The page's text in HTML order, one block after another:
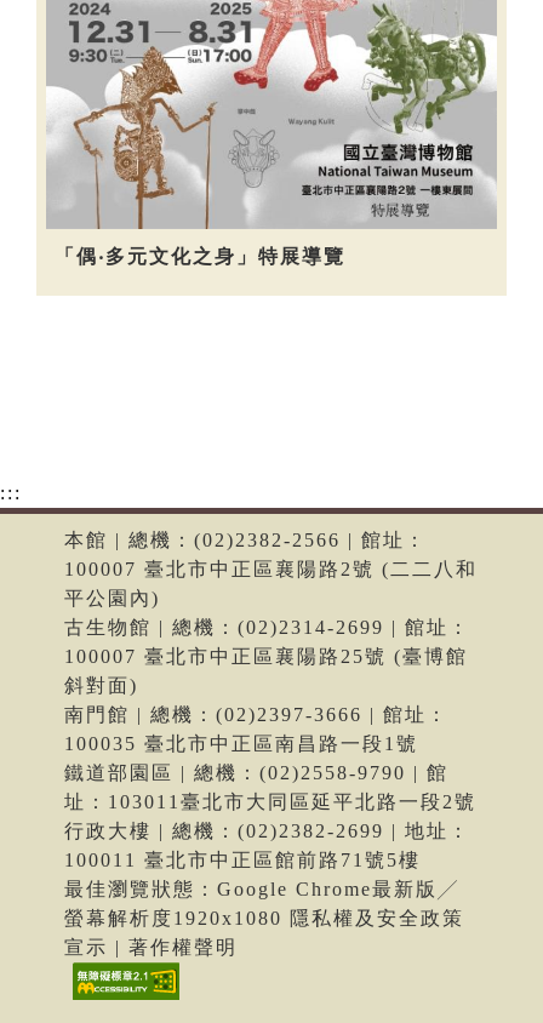
「偶‧多元文化之身」特展導覽
:::
本館 | 總機：(02)2382-2566 | 館址：
100007 臺北市中正區襄陽路2號 (二二八和
平公園內)
古生物館 | 總機：(02)2314-2699 | 館址：
100007 臺北市中正區襄陽路25號 (臺博館
斜對面)
南門館 | 總機：(02)2397-3666 | 館址：
100035 臺北市中正區南昌路一段1號
鐵道部園區 | 總機：(02)2558-9790 | 館
址：103011臺北市大同區延平北路一段2號
行政大樓 | 總機：(02)2382-2699 | 地址：
100011 臺北市中正區館前路71號5樓
最佳瀏覽狀態：Google Chrome最新版╱
螢幕解析度1920x1080 隱私權及安全政策
宣示 | 著作權聲明